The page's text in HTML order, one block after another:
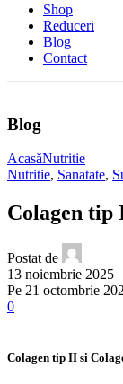
Shop
Reduceri
Blog
Contact
Blog
AcasăNutritie
Nutritie, Sanatate,
Colagen tip
Postat de
13 noiembrie 2025
Pe 21 octombrie
0
Colagen tip II si